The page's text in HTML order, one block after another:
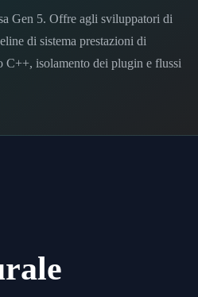
Gen 5. Offre agli sviluppatori di
di sistema prestazioni di
isolamento dei plugin e flussi